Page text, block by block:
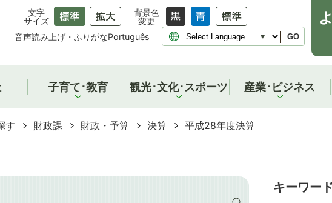
文字
サイズ
背景色
変更
音声読み上げ・ふりがなPortuguês GO
子育て･教育 観光･文化･スポーツ 産業･ビジネス
す 財政課 財政・予算 決算
平成28年度決算
キーワー